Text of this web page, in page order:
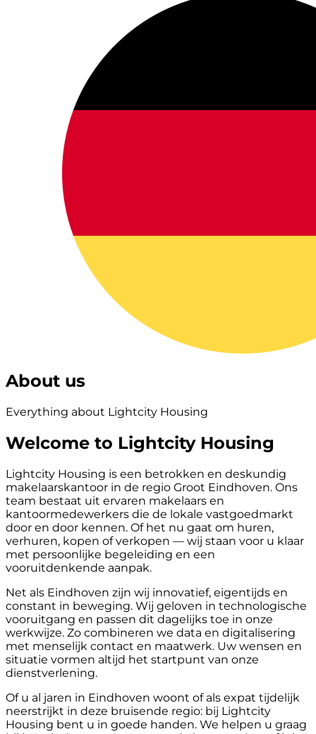
About us
Everything about Lightcity Housing
Welcome to Lightcity Housing
Lightcity Housing is een betrokken en deskundig
makelaarskantoor in de regio Groot Eindhoven. Ons
team bestaat uit ervaren makelaars en
kantoormedewerkers die de lokale vastgoedmarkt
door en door kennen. Of het nu gaat om huren,
verhuren, kopen of verkopen — wij staan voor u klaar
met persoonlijke begeleiding en een
vooruitdenkende aanpak.
Net als Eindhoven zijn wij innovatief, eigentijds en
constant in beweging. Wij geloven in technologische
vooruitgang en passen dit dagelijks toe in onze
werkwijze. Zo combineren we data en digitalisering
met menselijk contact en maatwerk. Uw wensen en
situatie vormen altijd het startpunt van onze
dienstverlening.
Of u al jaren in Eindhoven woont of als expat tijdelijk
neerstrijkt in deze bruisende regio: bij Lightcity
Housing bent u in goede handen. We helpen u graag